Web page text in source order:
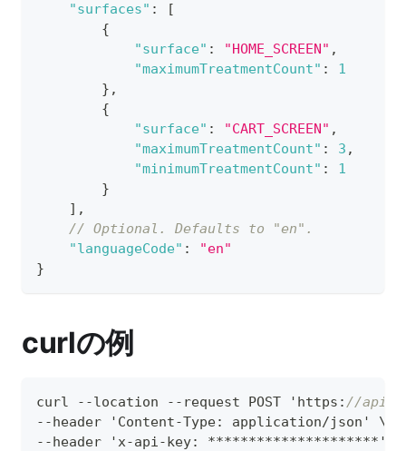
"surfaces" :
[
{
"surface" : "HOME_SCREEN" ,
"maximumTreatmentCount" :
1
} ,
{
"surface" : "CART_SCREEN" ,
"maximumTreatmentCount" : 3 ,
"minimumTreatmentCount" :
1
}
] ,
// Optional. Defaults to "en".
"languageCode" :
"en"
}
curlの例
curl --location --request POST 'https : //
--header 'Content-Type:
application/json' \
--header 'x-api-key:
*********************' \